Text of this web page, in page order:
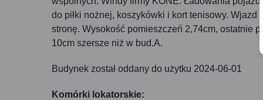
do piłki nożnej, koszykówki i kort tenisowy.
stronę. Wysokość pomieszczeń 2,74cm, ostatnie
10cm szersze niż w bud.A.
Budynek został oddany do użytku 2024-06-01
Komórki lokatorskie: